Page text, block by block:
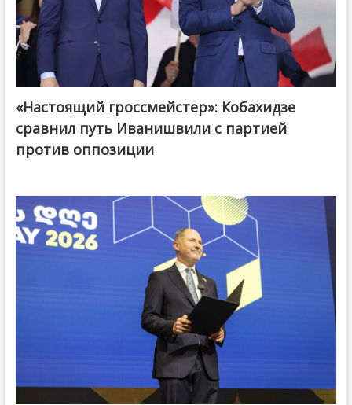
@ქართული ოცნება / Georgian Dream
«Настоящий гроссмейстер»: Кобахидзе
сравнил путь Иванишвили с партией
против оппозиции